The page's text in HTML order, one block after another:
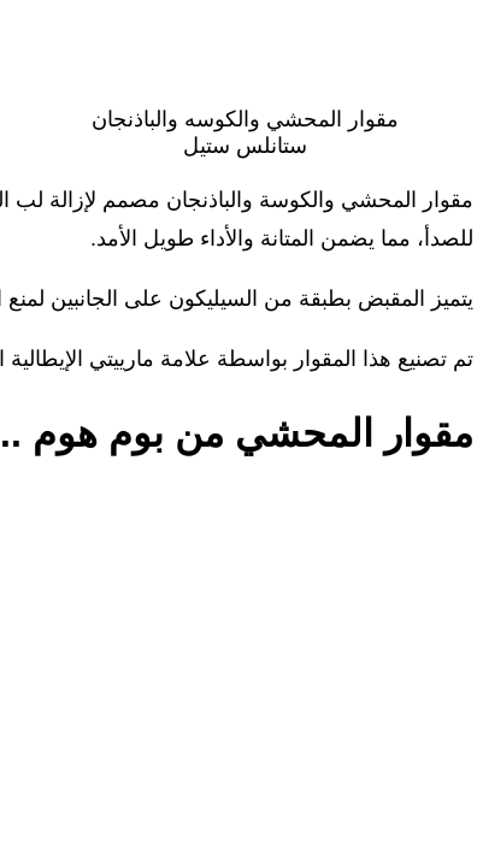
مقوار المحشي والكوسه والباذنجان
ستانلس ستيل
مقوار المحشي والكوسة والباذنجان مصمم لإزالة
للصدأ، مما يضمن المتانة والأداء طويل الأمد.
يتميز المقبض بطبقة من السيليكون على الجانبين
تم تصنيع هذا المقوار بواسطة علامة مارييتي
مقوار المحشي من بوم هوم ...